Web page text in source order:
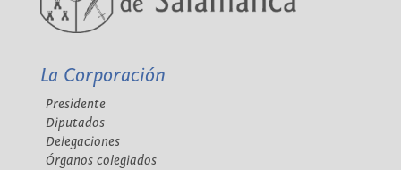
La Corporación
Presidente
Diputados
Delegaciones
Órganos colegiados